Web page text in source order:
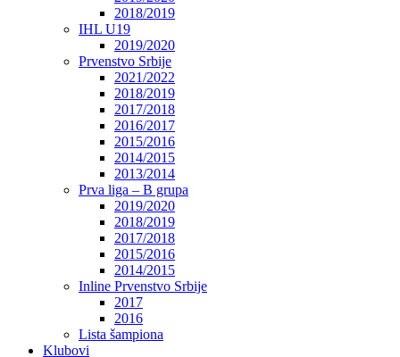
2018/2019
IHL U19
2019/2020
Prvenstvo Srbije
2021/2022
2018/2019
2017/2018
2016/2017
2015/2016
2014/2015
2013/2014
Prva liga – B grupa
2019/2020
2018/2019
2017/2018
2015/2016
2014/2015
Inline Prvenstvo Srbije
2017
2016
Lista šampiona
Klubovi